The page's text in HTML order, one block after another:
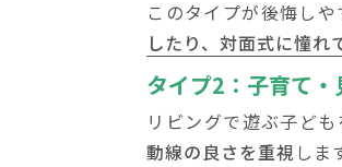
このタイプが後悔しや
したり、対面式に憧れ
タイプ2：子育て
リビングで遊ぶ子ど
動線の良さを重視 しま